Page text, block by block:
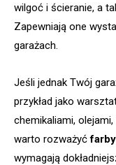
wilgoć i ścieranie, a
Zapewniają one
garażach.
Jeśli jednak Twój
przykład jako
chemikaliami,
warto rozważyć
wymagają